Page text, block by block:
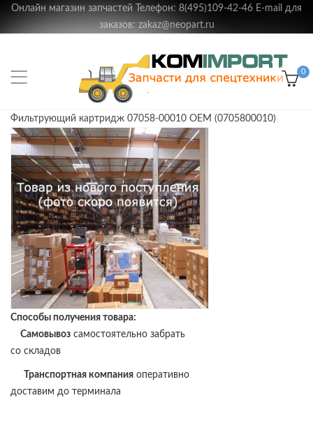
Онлайн магазин запчастей Телефон: 8(495)109-42-46 E-mail для
заказов: zakaz@neopart.ru
0
Фильтрующий картридж 07058-00010 OEM (0705800010)
Способы получения товара:
Самовывоз самостоятельно забрать
со складов
Транспортная компания оперативно
доставим до терминала